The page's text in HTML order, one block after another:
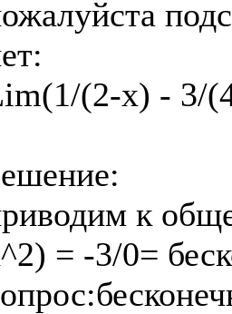
(2-x) - 3/
к
= -3/0=